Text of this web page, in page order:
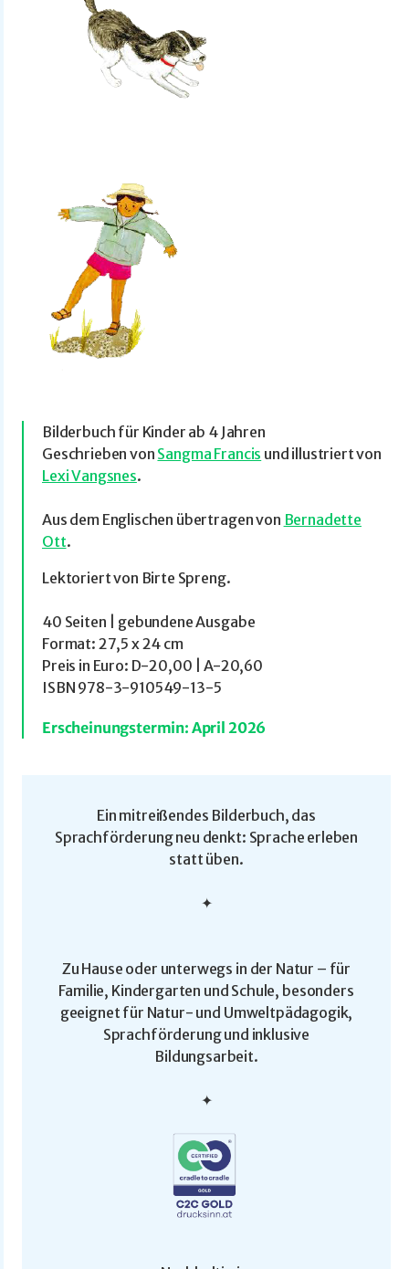
Bilderbuch für Kinder ab 4 Jahren
Geschrieben von Sangma Francis und illustriert von
Lexi Vangsnes.
Aus dem Englischen übertragen von Bernadette
Ott.
Lektoriert von Birte Spreng.
40 Seiten | gebundene Ausgabe
Format: 27,5 x 24 cm
Preis in Euro: D-20,00 | A-20,60
ISBN 978-3-910549-13-5
Erscheinungstermin: April 2026
Ein mitreißendes Bilderbuch, das
Sprachförderung neu denkt: Sprache erleben
statt üben.
✦
Zu Hause oder unterwegs in der Natur – für
Familie, Kindergarten und Schule, besonders
geeignet für Natur- und Umweltpädagogik,
Sprachförderung und inklusive
Bildungsarbeit.
✦